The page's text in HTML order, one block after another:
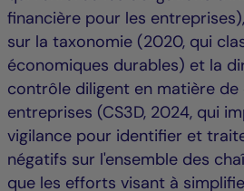
financière pour les
sur la taxonomie (2020, qui
économiques durables) et la
contrôle diligent en matière
entreprises (CS3D, 2024, qui
vigilance pour identifier et
négatifs sur l'ensemble des
que les efforts visant à